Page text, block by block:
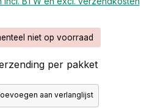
niet op voorraad
per pakket
aan verlanglijst